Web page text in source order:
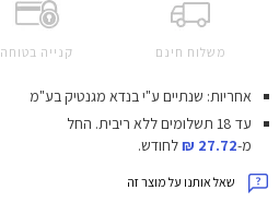
משלוח חינם קנייה בטוחה
אחריות: שנתיים ע"י בנדא מגנטיק בע"מ
עד 18 תשלומים ללא ריבית.
החל
מ-27.72 ₪ לחודש.
שאל אותנו על מוצר זה